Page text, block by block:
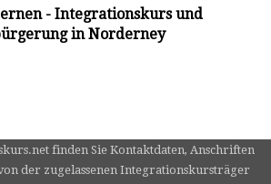
- Integrationskurs und
in Norderney
finden Sie Kontaktdaten, Anschriften
der zugelassenen Integrationskursträger